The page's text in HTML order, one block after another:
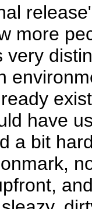
more
have
a bit